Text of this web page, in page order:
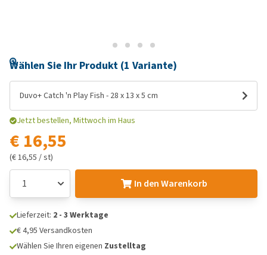
Wählen Sie Ihr Produkt (1 Variante)
Duvo+ Catch 'n Play Fish - 28 x 13 x 5 cm
Jetzt bestellen, Mittwoch im Haus
€ 16,55
(€ 16,55 / st)
In den Warenkorb
Lieferzeit: 2 - 3 Werktage
€ 4,95 Versandkosten
Wählen Sie Ihren eigenen Zustelltag